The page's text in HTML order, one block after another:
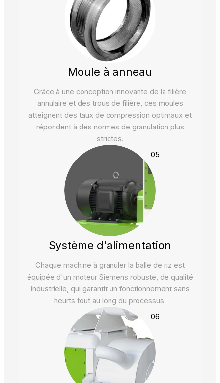
Moule à anneau
Grâce à une conception innovante de la filière
annulaire et des trous de filière, ces moules
atteignent des taux de compression optimaux et
répondent à des normes de granulation plus
strictes.
05
Système d'alimentation
Chaque machine à granuler la balle de riz est
équipée d'un moteur Siemens robuste, de qualité
industrielle, qui garantit un fonctionnement sans
heurts tout au long du processus.
06